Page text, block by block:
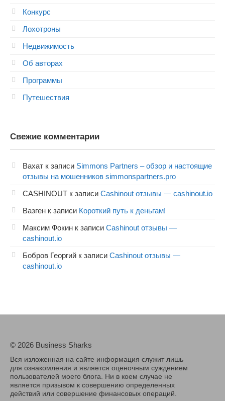
Конкурс
Лохотроны
Недвижимость
Об авторах
Программы
Путешествия
Свежие комментарии
Вахат к записи Simmons Partners – обзор и настоящие
отзывы на мошенников simmonspartners.pro
CASHINOUT к записи Cashinout отзывы — cashinout.io
Вазген к записи Короткий путь к деньгам!
Максим Фокин к записи Cashinout отзывы —
cashinout.io
Бобров Георгий к записи Cashinout отзывы —
cashinout.io
© 2026 Business Sharks
Вся изложенная на сайте информация служит лишь
для ознакомления и является оценочным суждением
пользователей моего блога. Ни в коем случае не
является призывом к совершению определенных
действий или совершение финансовых операций.